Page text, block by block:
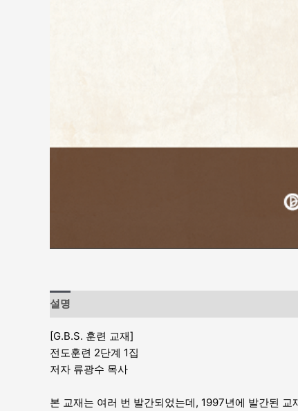
설명
[G.B.S. 훈련 교재]
전도훈련 2단계 1집
저자 류광수 목사
본 교재는 여러 번 발간되었는데, 1997년에 발간된